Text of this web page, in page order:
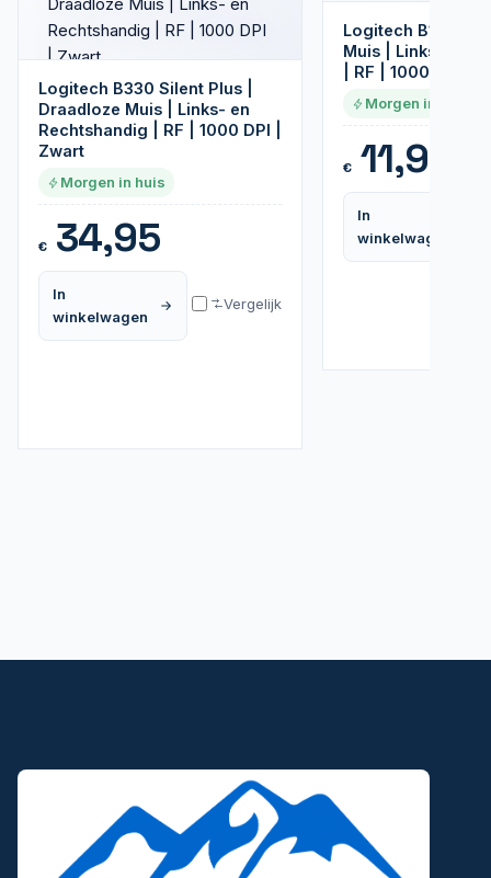
Logitech B330 Silent Plus |
Draadloze Muis | Links- en
Rechtshandig | RF | 1000 DPI |
Zwart
Morgen in huis
€34,95
In
winkelwagen
Vergelijk
Logitech B170 |
Muis | Links- en
| RF | 1000 DPI |
Morgen in huis
€11,95
In
winkelwagen